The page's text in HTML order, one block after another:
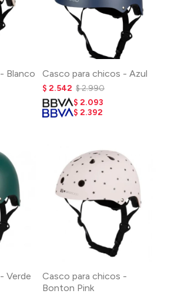
Blanco Casco para chicos - Azul
$ 2.542 $2.990
$ 2.093
$ 2.392
Verde
Casco para chicos -
Bonton Pink